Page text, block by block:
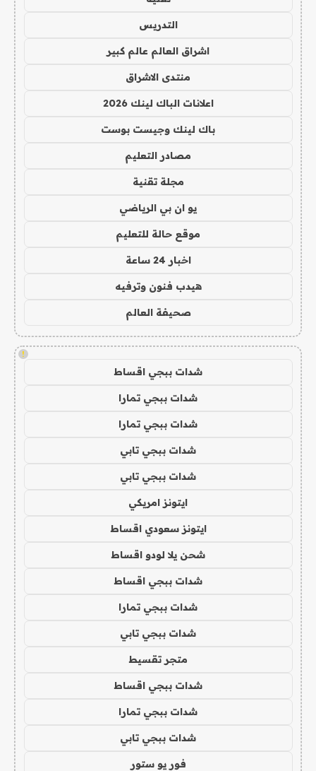
التدريس
اشراق العالم عالم كبير
منتدى الاشراق
اعلانات الباك لينك 2026
باك لينك وجيست بوست
مصادر التعليم
مجلة تقنية
يو ان بي الرياضي
موقع حالة للتعليم
اخبار 24 ساعة
هيدب فنون وترفيه
صحيفة العالم
!
شدات ببجي اقساط
شدات ببجي تمارا
شدات ببجي تمارا
شدات ببجي تابي
شدات ببجي تابي
ايتونز امريكي
ايتونز سعودي اقساط
شحن يلا لودو اقساط
شدات ببجي اقساط
شدات ببجي تمارا
شدات ببجي تابي
متجر تقسيط
شدات ببجي اقساط
شدات ببجي تمارا
شدات ببجي تابي
فور يو ستور